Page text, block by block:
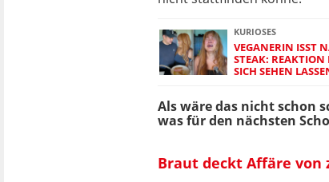
KURIOSES
VEGANERIN ISST
STEAK: REAKTION
SICH SEHEN
Als wäre das nicht schon
was für den nächsten
Braut deckt Affäre